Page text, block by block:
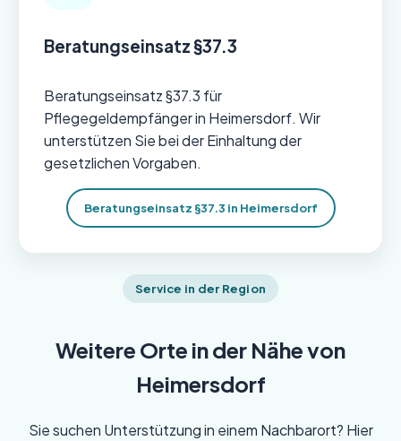
Beratungseinsatz §37.3
Beratungseinsatz §37.3 für
Pflegegeldempfänger in Heimersdorf. Wir
unterstützen Sie bei der Einhaltung der
gesetzlichen Vorgaben.
Beratungseinsatz §37.3 in Heimersdorf
Service in der Region
Weitere Orte in der Nähe von
Heimersdorf
Sie suchen Unterstützung in einem Nachbarort? Hier